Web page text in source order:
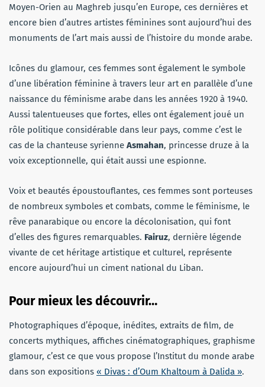
Moyen-Orien au Maghreb jusqu’en Europe, ces dernières et
encore bien d’autres artistes féminines sont aujourd’hui des
monuments de l’art mais aussi de l’histoire du monde arabe.
Icônes du glamour, ces femmes sont également le symbole
d’une libération féminine à travers leur art en parallèle d’une
naissance du féminisme arabe dans les années 1920 à 1940.
Aussi talentueuses que fortes, elles ont également joué un
rôle politique considérable dans leur pays, comme c’est le
cas de la chanteuse syrienne Asmahan, princesse druze à la
voix exceptionnelle, qui était aussi une espionne.
Voix et beautés époustouflantes, ces femmes sont porteuses
de nombreux symboles et combats, comme le féminisme, le
rêve panarabique ou encore la décolonisation, qui font
d’elles des figures remarquables. Fairuz, dernière légende
vivante de cet héritage artistique et culturel, représente
encore aujourd’hui un ciment national du Liban.
Pour mieux les découvrir…
Photographiques d’époque, inédites, extraits de film, de
concerts mythiques, affiches cinématographiques, graphisme
glamour, c’est ce que vous propose l’Institut du monde arabe
dans son expositions « Divas : d’Oum Khaltoum à Dalida ».